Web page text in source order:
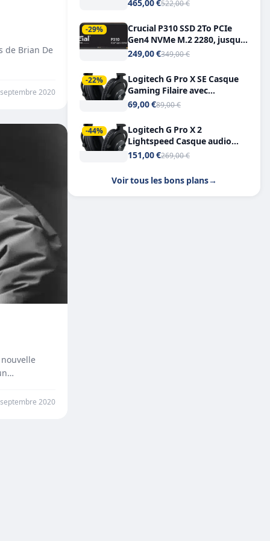
de Brian De
2020
2020
465,00 €522,00 €
-29%
Crucial P310 SSD 2To PCIe
Gen4 NVMe M.2 2280, jusqu’à
7.100 Mo/s
249,00 €349,00 €
-22%
Logitech G Pro X SE Casque
Gaming Filaire avec
Microphone Micro
7.1
69,00 €89,00 €
-44%
Logitech G Pro X 2
Lightspeed Casque audio
bluetooth
151,00 €269,00 €
Voir tous les bons plans→